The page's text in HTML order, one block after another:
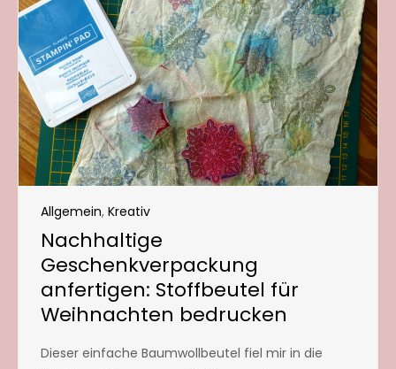
Allgemein, Kreativ
Nachhaltige
Geschenkverpackung
anfertigen: Stoffbeutel für
Weihnachten bedrucken
Dieser einfache Baumwollbeutel fiel mir in die